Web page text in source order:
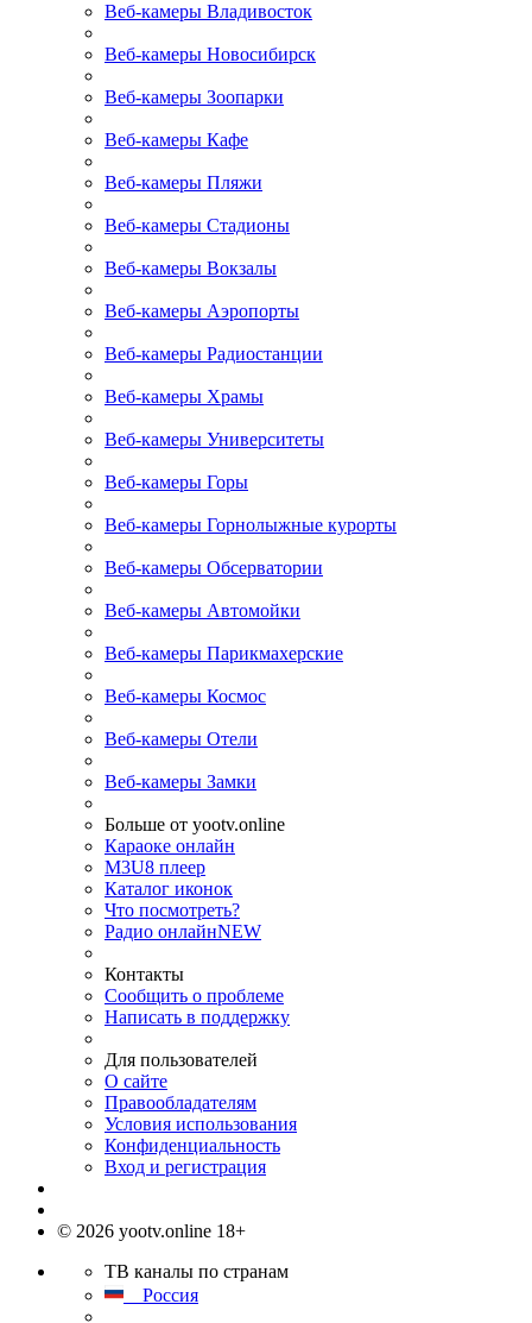
Веб-камеры Владивосток
Веб-камеры Новосибирск
Веб-камеры Зоопарки
Веб-камеры Кафе
Веб-камеры Пляжи
Веб-камеры Стадионы
Веб-камеры Вокзалы
Веб-камеры Аэропорты
Веб-камеры Радиостанции
Веб-камеры Храмы
Веб-камеры Университеты
Веб-камеры Горы
Веб-камеры Горнолыжные курорты
Веб-камеры Обсерватории
Веб-камеры Автомойки
Веб-камеры Парикмахерские
Веб-камеры Космос
Веб-камеры Отели
Веб-камеры Замки
Больше от yootv.online
Караоке онлайн
M3U8 плеер
Каталог иконок
Что посмотреть?
Радио онлайнNEW
Контакты
Сообщить о проблеме
Написать в поддержку
Для пользователей
О сайте
Правообладателям
Условия использования
Конфиденциальность
Вход и регистрация
© 2026 yootv.online 18+
ТВ каналы по странам
Россия